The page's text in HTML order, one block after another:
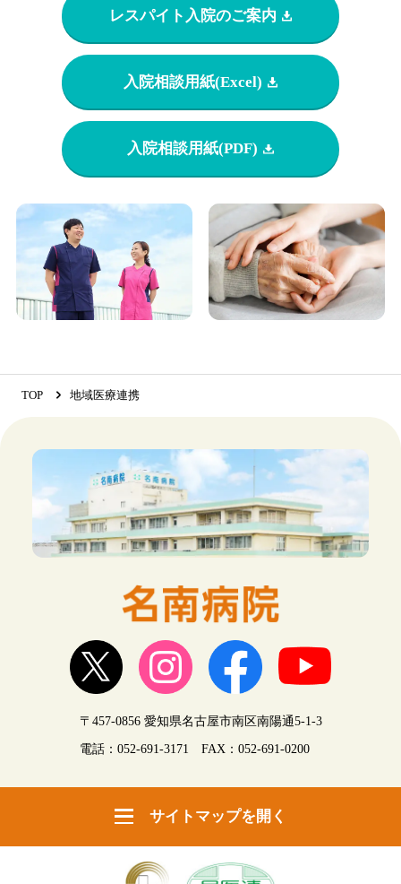
レスパイト入院のご案内
入院相談用紙(Excel)
入院相談用紙(PDF)
TOP 地域医療連携
〒457-0856 愛知県名古屋市南区南陽通5-1-3
電話： 052-691-3171 FAX：052-691-0200